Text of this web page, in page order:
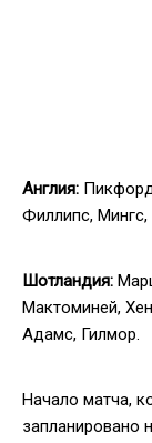
Англия:
Филлипс,
Шотландия:
Мактоминей,
Адамс, Гилмор.
Начало матча,
запланировано